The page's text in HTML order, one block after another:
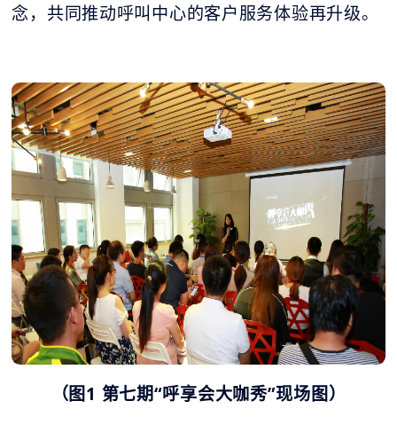
念，共同推动呼叫中心的客户服务体验再升级。
（图1 第七期“呼享会大咖秀”现场图）